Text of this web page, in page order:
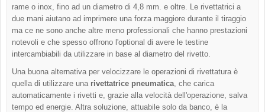
rame o inox, fino ad un diametro di 4,8 mm. e oltre. Le rivettatrici a
due mani aiutano ad imprimere una forza maggiore durante il tiraggio
ma ce ne sono anche altre meno professionali che hanno prestazioni
notevoli e che spesso offrono l'optional di avere le testine
intercambiabili da utilizzare in base al diametro del rivetto.
Una buona alternativa per velocizzare le operazioni di rivettatura è
quella di utilizzare una rivettatrice pneumatica, che carica
automaticamente i rivetti e, grazie alla velocità dell'operazione, salva
tempo ed energie. Altra soluzione, attuabile solo da banco, è la